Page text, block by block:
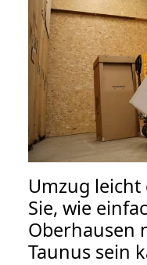
Umzug
Sie, wie
Oberhausen
Taunus sein